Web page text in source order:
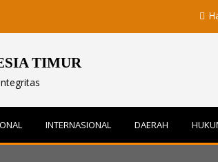
Harita
TIMUR
INTERNASIONAL DAERAH